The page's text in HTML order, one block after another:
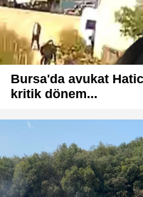
Bursa'da avukat
kritik dönem...